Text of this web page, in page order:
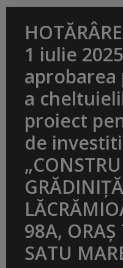
1 iulie
a
proiect
de
98A, ORAȘ
SATU